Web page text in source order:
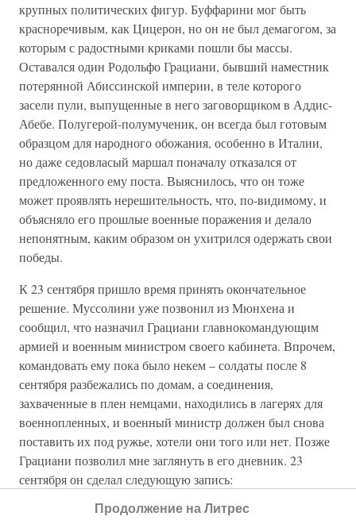
крупных политических фигур. Буффарини мог быть
красноречивым, как Цицерон, но он не был демагогом, за
которым с радостными криками пошли бы массы.
Оставался один Родольфо Грациани, бывший наместник
потерянной Абиссинской империи, в теле которого
засели пули, выпущенные в него заговорщиком в Аддис-
Абебе. Полугерой-полумученик, он всегда был готовым
образцом для народного обожания, особенно в Италии,
но даже седовласый маршал поначалу отказался от
предложенного ему поста. Выяснилось, что он тоже
может проявлять нерешительность, что, по-видимому, и
объясняло его прошлые военные поражения и делало
непонятным, каким образом он ухитрился одержать свои
победы.
К 23 сентября пришло время принять окончательное
решение. Муссолини уже позвонил из Мюнхена и
сообщил, что назначил Грациани главнокомандующим
армией и военным министром своего кабинета. Впрочем,
командовать ему пока было некем – солдаты после 8
сентября разбежались по домам, а соединения,
захваченные в плен немцами, находились в лагерях для
военнопленных, и военный министр должен был снова
поставить их под ружье, хотели они того или нет. Позже
Грациани позволил мне заглянуть в его дневник. 23
сентября он сделал следующую запись:
23 сентября – четверг.Продолжение на Литрес